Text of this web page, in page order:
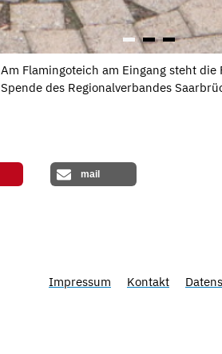
Am Flamingoteich am Eingang steht
Spende des Regionalverbandes
mail
Impressum Kontakt